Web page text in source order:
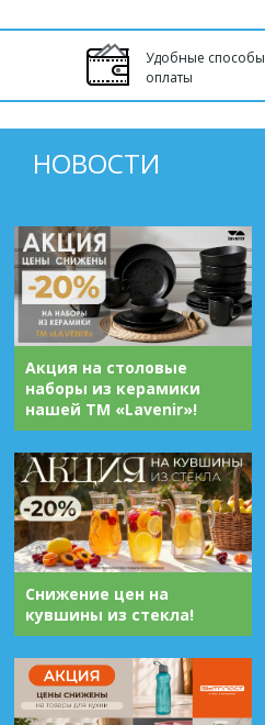
Удобные способы
оплаты
НОВОСТИ
Акция на столовые
наборы из керамики
нашей ТМ «Lavenir»!
Снижение цен на
кувшины из стекла!